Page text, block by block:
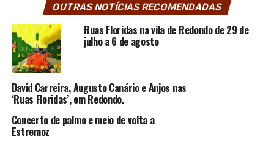
OUTRAS NOTÍCIAS RECOMENDADAS
Ruas Floridas na vila de Redondo de 29 de
julho a 6 de agosto
David Carreira, Augusto Canário e Anjos nas
‘Ruas Floridas’, em Redondo.
Concerto de palmo e meio de volta a
Estremoz